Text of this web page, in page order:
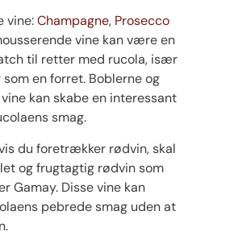
vine:Champagne, Prosecco
vine kan være en
til retter med rucola, især
en forret. Boblerne og
kan skabe en interessant
smag.
du foretrækker rødvin, skal
og frugtagtig rødvin som
Gamay. Disse vine kan
pebrede smag uden at